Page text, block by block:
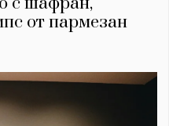
от пармезан